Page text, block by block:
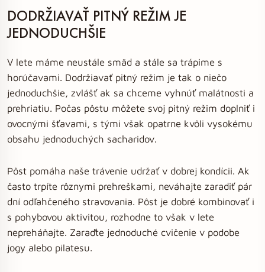
DODRŽIAVAŤ PITNÝ REŽIM JE
JEDNODUCHŠIE
V lete máme neustále smäd a stále sa trápime s
horúčavami. Dodržiavať pitný režim je tak o niečo
jednoduchšie, zvlášť ak sa chceme vyhnúť malátnosti a
prehriatiu. Počas pôstu môžete svoj pitný režim doplniť i
ovocnými šťavami, s tými však opatrne kvôli vysokému
obsahu jednoduchých sacharidov.
Pôst pomáha naše trávenie udržať v dobrej kondícii. Ak
často trpíte rôznymi prehreškami, neváhajte zaradiť pár
dní odľahčeného stravovania. Pôst je dobré kombinovať i
s pohybovou aktivitou, rozhodne to však v lete
nepreháňajte. Zaraďte jednoduché cvičenie v podobe
jogy alebo pilatesu.